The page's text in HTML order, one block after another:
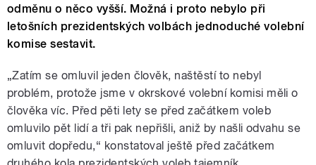
odměnu o něco vyšší. Možná i proto nebylo při
letošních prezidentských volbách jednoduché volební
komise sestavit.
„Zatím se omluvil jeden člověk, naštěstí to nebyl
problém, protože jsme v okrskové volební komisi měli o
člověka víc. Před pěti lety se před začátkem voleb
omluvilo pět lidí a tři pak nepřišli, aniž by našli odvahu se
omluvit dopředu,“ konstatoval ještě před začátkem